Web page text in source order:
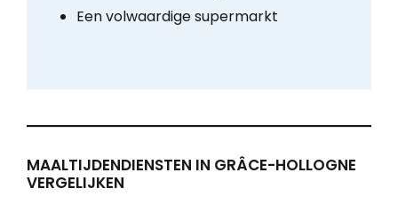
Een volwaardige supermarkt
MAALTIJDENDIENSTEN IN GRÂCE-HOLLOGNE
VERGELIJKEN